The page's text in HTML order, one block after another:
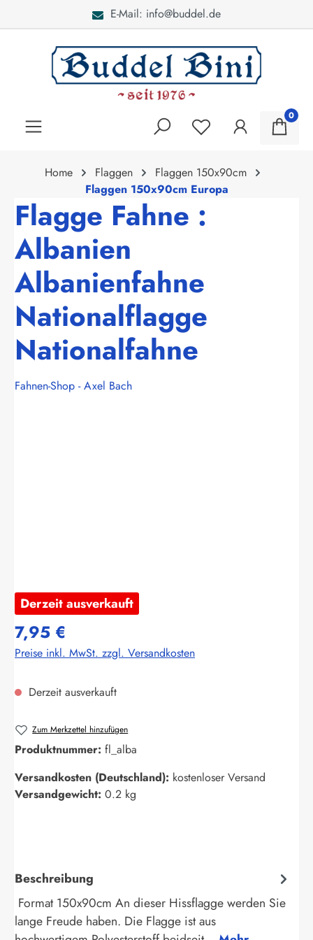
E-Mail: info@buddel.de
0
Home Flaggen
Flaggen 150x90cm
Flaggen 150x90cm Europa
Flagge Fahne :
Albanien
Albanienfahne
Nationalflagge
Nationalfahne
Fahnen-Shop - Axel Bach
Derzeit ausverkauft
7,95 €
Preise inkl. MwSt. zzgl. Versandkosten
Derzeit ausverkauft
Zum Merkzettel hinzufügen
Produktnummer: fl_alba
Versandkosten (Deutschland): kostenloser Versand
Versandgewicht: 0.2 kg
Beschreibung
Format 150x90cm An dieser Hissflagge werden Sie
lange Freude haben. Die Flagge ist aus